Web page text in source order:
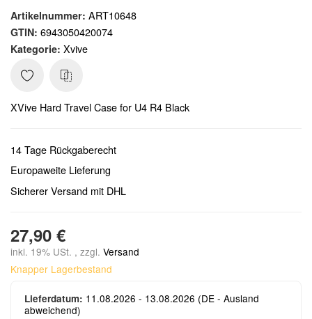
Artikelnummer: ART10648
GTIN: 6943050420074
Kategorie: Xvive
XVive Hard Travel Case for U4 R4 Black
14 Tage Rückgaberecht
Europaweite Lieferung
Sicherer Versand mit DHL
27,90 €
inkl. 19% USt. , zzgl. Versand
Knapper Lagerbestand
Lieferdatum: 11.08.2026 - 13.08.2026 (DE - Ausland
abweichend)